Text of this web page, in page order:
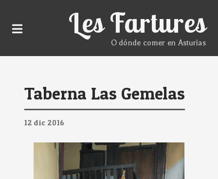
Les Fartures
O dónde comer en Asturias
Taberna Las Gemelas
12 dic 2016